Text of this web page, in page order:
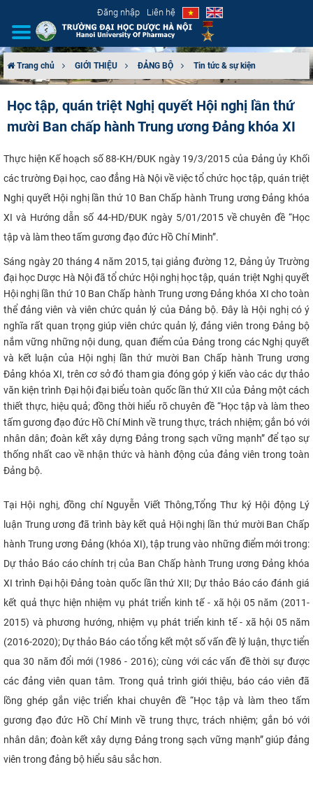
Đăng nhập Liên hệ
CƠ CẤU TỔ CHỨC
TUYỂN SINH
ĐÀO TẠO
ĐẢM BẢO CHẤT LƯỢNG
KHOA HỌC CÔNG NGHỆ
HTQT
CỰU NGƯỜI HỌC
Trang chủ GIỚI THIỆU ĐẢNG BỘ Tin tức & sự kiện
Học tập, quán triệt Nghị quyết Hội nghị lần thứ
mười Ban chấp hành Trung ương Đảng khóa XI
Thực hiện Kế hoạch số 88-KH/ĐUK ngày 19/3/2015 của Đảng ủy Khối
các trường Đại học, cao đẳng Hà Nội về việc tổ chức học tập, quán triệt
Nghị quyết Hội nghị lần thứ 10 Ban Chấp hành Trung ương Đảng khóa
XI và Hướng dẫn số 44-HD/ĐUK ngày 5/01/2015 về chuyên đề “Học
tập và làm theo tấm gương đạo đức Hồ Chí Minh”.
Sáng ngày 20 tháng 4 năm 2015, tại giảng đường 12, Đảng ủy Trường
đại học Dược Hà Nội đã tổ chức Hội nghị học tập, quán triệt Nghị quyết
Hội nghị lần thứ 10 Ban Chấp hành Trung ương Đảng khóa XI cho toàn
thể đảng viên và viên chức quản lý của Đảng bộ. Đây là Hội nghị có ý
nghĩa rất quan trọng giúp viên chức quản lý, đảng viên trong Đảng bộ
nắm vững những nội dung, quan điểm của Đảng trong các Nghị quyết
và kết luận của Hội nghị lần thứ mười Ban Chấp hành Trung ương
Đảng khóa XI, trên cơ sở đó tham gia đóng góp ý kiến vào các dự thảo
văn kiện trình Đại hội đại biểu toàn quốc lần thứ XII của Đảng một cách
thiết thực, hiệu quả; đồng thời hiểu rõ chuyên đề “Học tậpvà làm theo
tấm gương đạo đức Hồ Chí Minh về trung thực, trách nhiệm; gắn bó với
nhân dân; đoàn kết xây dựng Đảng trong sạch vững mạnh” để tạo sự
thống nhất cao về nhận thức và hành động của đảng viên trong toàn
Đảng bộ.
Tại Hội nghị, đồng chí Nguyễn Viết Thông,Tổng Thư ký Hội động Lý
luận Trung ương đã trình bày kết quả Hội nghị lần thứ mười Ban Chấp
hành Trung ương Đảng (khóa XI), tập trung vào những điểm mới trong:
Dự thảo Báo cáo chính trị của Ban Chấp hành Trung ương Đảng khóa
XI trình Đại hội Đảng toàn quốc lần thứ XII; Dự thảo Báo cáo đánh giá
kết quả thực hiện nhiệm vụ phát triển kinh tế - xã hội 05 năm (2011-
2015) và phương hướng, nhiệm vụ phát triển kinh tế - xã hội 05 năm
(2016-2020); Dự thảo Báo cáo tổng kết một số vấn đề lý luận, thực tiển
qua 30 năm đổi mới (1986 - 2016); cùng với các vấn đề thời sự được
các đảng viên quan tâm. Trong quả trình giới thiệu, báo cáo viên đã
lồng ghép gắn việc triển khai chuyên đề “Học tậpvà làm theo tấm
gương đạo đức Hồ Chí Minh về trung thực, trách nhiệm; gắn bó với
nhân dân; đoàn kết xây dựng Đảng trong sạch vững mạnh” giúp đảng
viên trong đảng bộ hiểu sâu sắc hơn.